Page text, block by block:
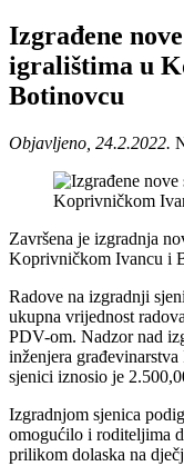
Izgrađene
igralištima u
Botinovcu
Objavljeno, 24.2.2022.
Završena je izgradnja
Koprivničkom Ivancu i
Radove na izgradnji
ukupna vrijednost
PDV-om. Nadzor nad
inženjera
sjenici iznosio je
Izgradnjom sjenica
omogućilo i roditeljima
prilikom dolaska na